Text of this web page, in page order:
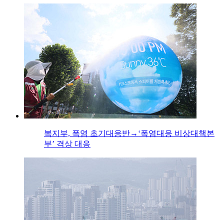
복지부, 폭염 초기대응반→‘폭염대응 비상대책본
부’ 격상 대응